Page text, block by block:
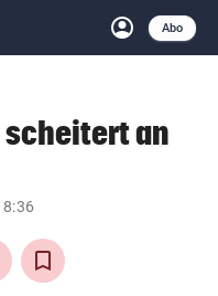
account_circle
Anmelden
Abo
close Schließen
arrow_right
scheitert an